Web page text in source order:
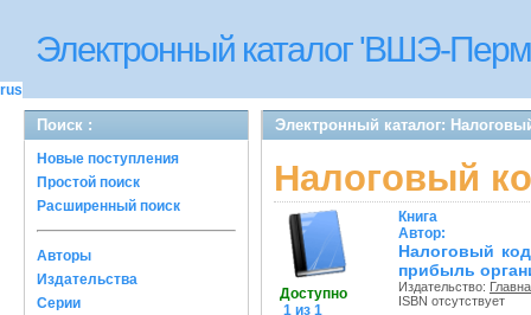
Электронный каталог 'ВШЭ-
rus
Поиск :
Новые поступления
Простой поиск
Расширенный поиск
Авторы
Издательства
Серии
Электронный каталог:
Налоговый
Доступно
1 из 1
Книга
Автор:
Налоговый
прибыль
Издательство:
ISBN отсутствует